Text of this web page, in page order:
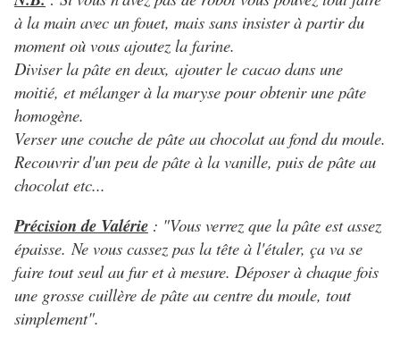
à la main avec un fouet, mais sans insister à partir du
moment où vous ajoutez la farine.
Diviser la pâte en deux, ajouter le cacao dans une
moitié, et mélanger à la maryse pour obtenir une pâte
homogène.
Verser une couche de pâte au chocolat au fond du moule.
Recouvrir d'un peu de pâte à la vanille, puis de pâte au
chocolat etc...
Précision de Valérie : "Vous verrez que la pâte est assez
épaisse. Ne vous cassez pas la tête à l'étaler, ça va se
faire tout seul au fur et à mesure. Déposer à chaque fois
une grosse cuillère de pâte au centre du moule, tout
simplement".